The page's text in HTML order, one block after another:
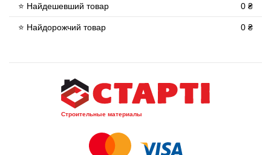
⭐ Найдешевший товар 0 ₴
⭐ Найдорожчий товар 0 ₴
Строительные материалы